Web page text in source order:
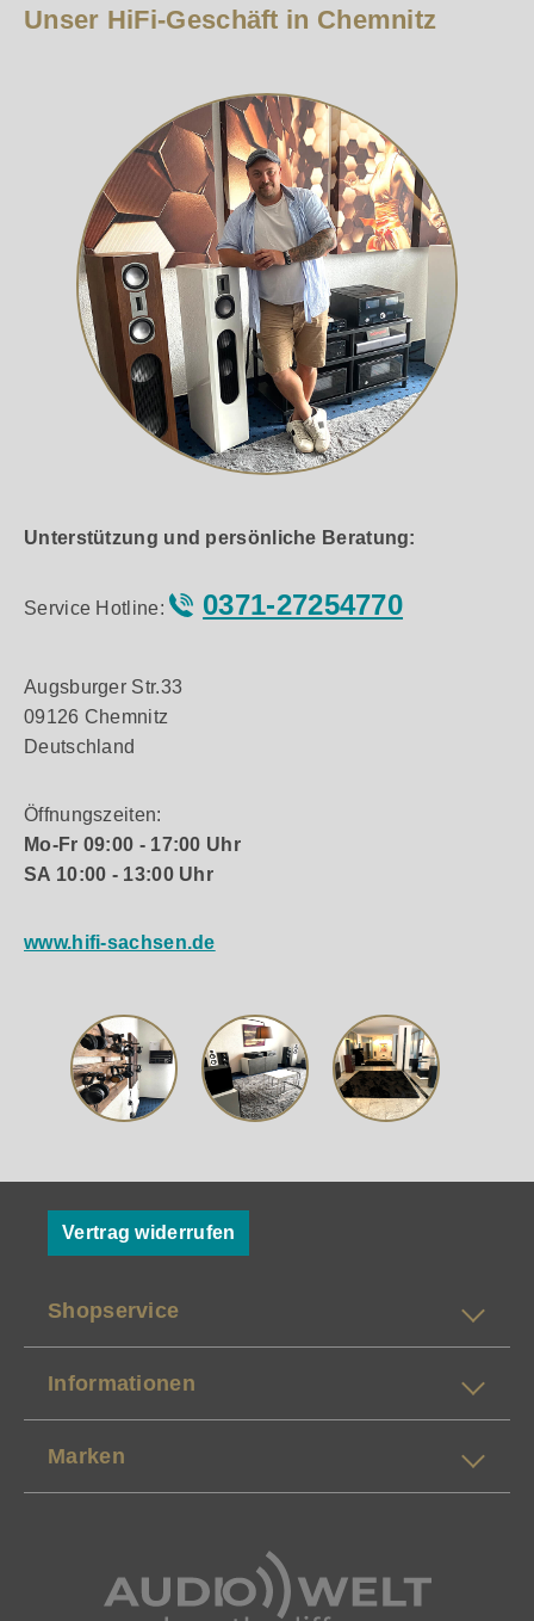
Unser HiFi-Geschäft in Chemnitz
Unterstützung und persönliche Beratung:
Service Hotline: 0371-27254770
Augsburger Str.33
09126 Chemnitz
Deutschland
Öffnungszeiten:
Mo-Fr 09:00 - 17:00 Uhr
SA 10:00 - 13:00 Uhr
www.hifi-sachsen.de
Vertrag widerrufen
Shopservice
Informationen
Marken